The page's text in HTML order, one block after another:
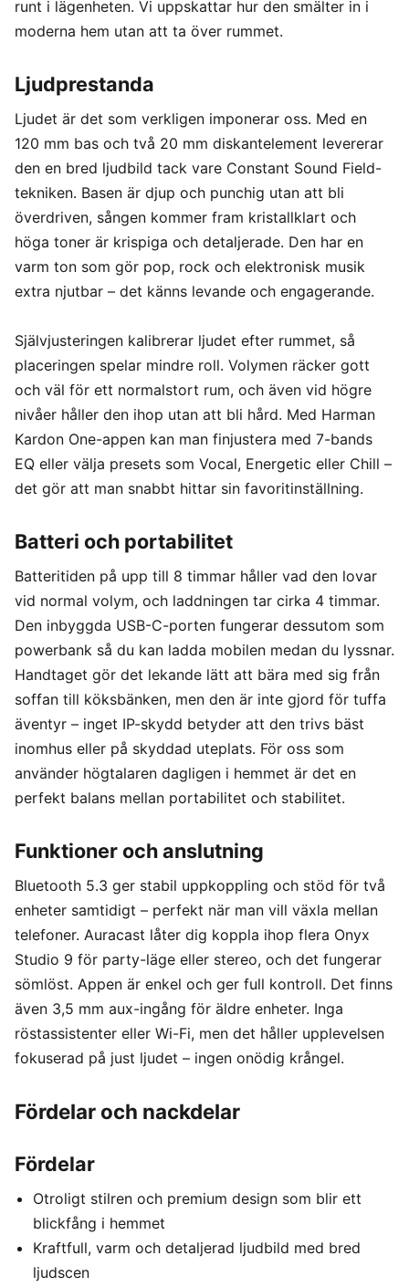
runt i lägenheten. Vi uppskattar hur den smälter in i
moderna hem utan att ta över rummet.
Ljudprestanda
Ljudet är det som verkligen imponerar oss. Med en
120 mm bas och två 20 mm diskantelement levererar
den en bred ljudbild tack vare Constant Sound Field-
tekniken. Basen är djup och punchig utan att bli
överdriven, sången kommer fram kristallklart och
höga toner är krispiga och detaljerade. Den har en
varm ton som gör pop, rock och elektronisk musik
extra njutbar – det känns levande och engagerande.
Självjusteringen kalibrerar ljudet efter rummet, så
placeringen spelar mindre roll. Volymen räcker gott
och väl för ett normalstort rum, och även vid högre
nivåer håller den ihop utan att bli hård. Med Harman
Kardon One-appen kan man finjustera med 7-bands
EQ eller välja presets som Vocal, Energetic eller Chill –
det gör att man snabbt hittar sin favoritinställning.
Batteri och portabilitet
Batteritiden på upp till 8 timmar håller vad den lovar
vid normal volym, och laddningen tar cirka 4 timmar.
Den inbyggda USB-C-porten fungerar dessutom som
powerbank så du kan ladda mobilen medan du lyssnar.
Handtaget gör det lekande lätt att bära med sig från
soffan till köksbänken, men den är inte gjord för tuffa
äventyr – inget IP-skydd betyder att den trivs bäst
inomhus eller på skyddad uteplats. För oss som
använder högtalaren dagligen i hemmet är det en
perfekt balans mellan portabilitet och stabilitet.
Funktioner och anslutning
Bluetooth 5.3 ger stabil uppkoppling och stöd för två
enheter samtidigt – perfekt när man vill växla mellan
telefoner. Auracast låter dig koppla ihop flera Onyx
Studio 9 för party-läge eller stereo, och det fungerar
sömlöst. Appen är enkel och ger full kontroll. Det finns
även 3,5 mm aux-ingång för äldre enheter. Inga
röstassistenter eller Wi-Fi, men det håller upplevelsen
fokuserad på just ljudet – ingen onödig krångel.
Fördelar och nackdelar
Fördelar
Otroligt stilren och premium design som blir ett
blickfång i hemmet
Kraftfull, varm och detaljerad ljudbild med bred
ljudscen